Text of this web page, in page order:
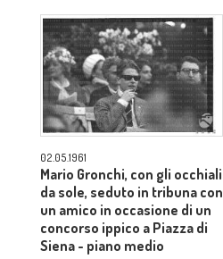
02.05.1961
Mario Gronchi, con gli occhiali
da sole, seduto in tribuna con
un amico in occasione di un
concorso ippico a Piazza di
Siena - piano medio